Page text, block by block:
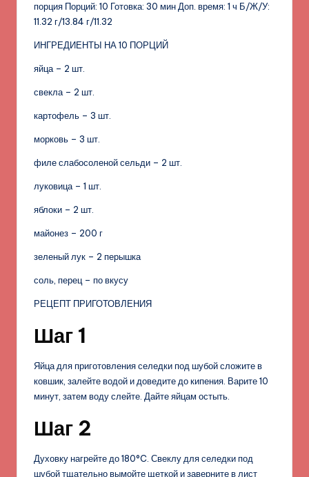
порция Порций: 10 Готовка: 30 мин Доп. время: 1 ч Б/Ж/У:
11.32 г/13.84 г/11.32
ИНГРЕДИЕНТЫ НА 10 ПОРЦИЙ
яйца – 2 шт.
свекла – 2 шт.
картофель – 3 шт.
морковь – 3 шт.
филе слабосоленой сельди – 2 шт.
луковица – 1 шт.
яблоки – 2 шт.
майонез – 200 г
зеленый лук – 2 перышка
соль, перец – по вкусу
РЕЦЕПТ ПРИГОТОВЛЕНИЯ
Шаг 1
Яйца для приготовления селедки под шубой сложите в
ковшик, залейте водой и доведите до кипения. Варите 10
минут, затем воду слейте. Дайте яйцам остыть.
Шаг 2
Духовку нагрейте до 180°C. Свеклу для селедки под
шубой тщательно вымойте щеткой и заверните в лист